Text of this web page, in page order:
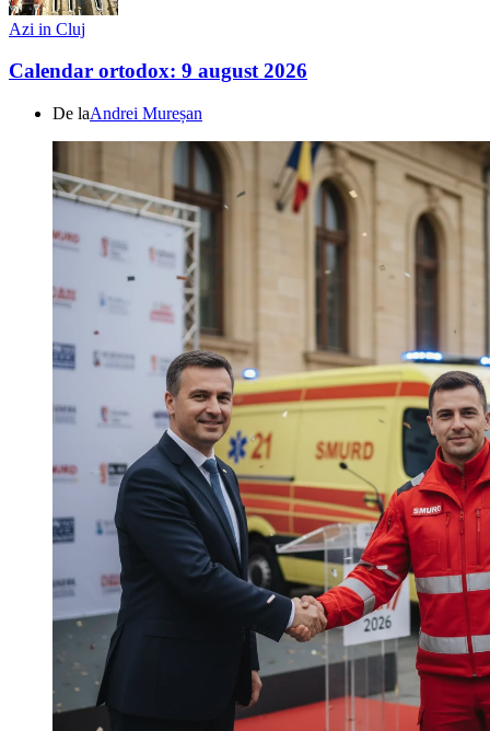
Azi in Cluj
Calendar ortodox: 9 august 2026
De laAndrei Mureșan